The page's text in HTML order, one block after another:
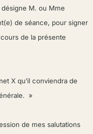
désigne M. ou Mme
de séance, pour signer
de la présente
X qu’il conviendra de
»
de mes salutations